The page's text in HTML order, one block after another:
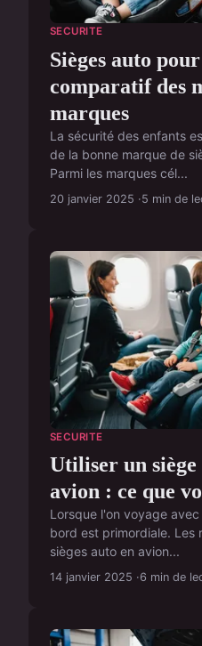
SECURITE
Sièges auto
comparatif des
marques
La sécurité des enfants
de la bonne marque de
Parmi les marques cél...
20 janvier 2025 5 min de
SECURITE
Utiliser un siège
avion : ce que
Lorsque l'on voyage
bord est primordiale. Les
sièges auto en avion...
14 janvier 2025 6 min de